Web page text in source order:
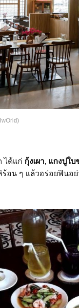
ได้แก่ กุ้งเผา, แกงปูใบ
อน ๆ แล้วอร่อยฟินอย่